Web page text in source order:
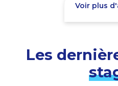
Voir plus
Les